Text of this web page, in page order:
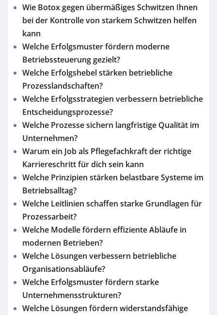
Wie Botox gegen übermäßiges Schwitzen Ihnen
bei der Kontrolle von starkem Schwitzen helfen
kann
Welche Erfolgsmuster fördern moderne
Betriebssteuerung gezielt?
Welche Erfolgshebel stärken betriebliche
Prozesslandschaften?
Welche Erfolgsstrategien verbessern betriebliche
Entscheidungsprozesse?
Welche Prozesse sichern langfristige Qualität im
Unternehmen?
Warum ein Job als Pflegefachkraft der richtige
Karriereschritt für dich sein kann
Welche Prinzipien stärken belastbare Systeme im
Betriebsalltag?
Welche Leitlinien schaffen starke Grundlagen für
Prozessarbeit?
Welche Modelle fördern effiziente Abläufe in
modernen Betrieben?
Welche Lösungen verbessern betriebliche
Organisationsabläufe?
Welche Erfolgsmuster fördern starke
Unternehmensstrukturen?
Welche Lösungen fördern widerstandsfähige